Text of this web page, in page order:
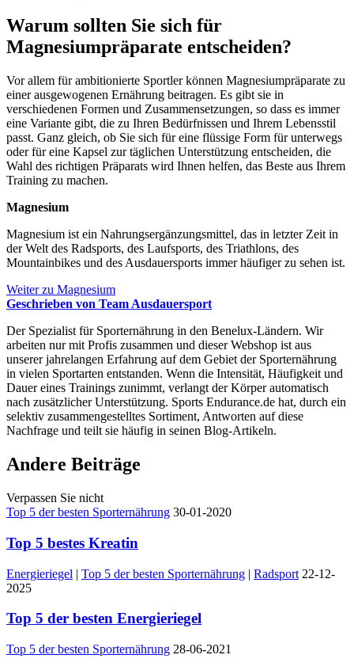
Warum sollten Sie sich für
Magnesiumpräparate entscheiden?
Vor allem für ambitionierte Sportler können Magnesiumpräparate zu
einer ausgewogenen Ernährung beitragen. Es gibt sie in
verschiedenen Formen und Zusammensetzungen, so dass es immer
eine Variante gibt, die zu Ihren Bedürfnissen und Ihrem Lebensstil
passt. Ganz gleich, ob Sie sich für eine flüssige Form für unterwegs
oder für eine Kapsel zur täglichen Unterstützung entscheiden, die
Wahl des richtigen Präparats wird Ihnen helfen, das Beste aus Ihrem
Training zu machen.
Magnesium
Magnesium ist ein Nahrungsergänzungsmittel, das in letzter Zeit in
der Welt des Radsports, des Laufsports, des Triathlons, des
Mountainbikes und des Ausdauersports immer häufiger zu sehen ist.
Weiter zu Magnesium
Geschrieben von Team Ausdauersport
Der Spezialist für Sporternährung in den Benelux-Ländern. Wir
arbeiten nur mit Profis zusammen und dieser Webshop ist aus
unserer jahrelangen Erfahrung auf dem Gebiet der Sporternährung
in vielen Sportarten entstanden. Wenn die Intensität, Häufigkeit und
Dauer eines Trainings zunimmt, verlangt der Körper automatisch
nach zusätzlicher Unterstützung. Sports Endurance.de hat, durch ein
selektiv zusammengestelltes Sortiment, Antworten auf diese
Nachfrage und teilt sie häufig in seinen Blog-Artikeln.
Andere Beiträge
Verpassen Sie nicht
Top 5 der besten Sporternährung 30-01-2020
Top 5 bestes Kreatin
Energieriegel | Top 5 der besten Sporternährung | Radsport 22-12-
2025
Top 5 der besten Energieriegel
Top 5 der besten Sporternährung 28-06-2021